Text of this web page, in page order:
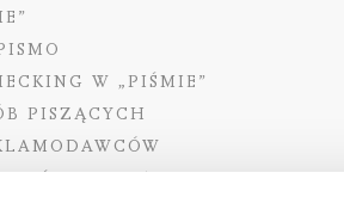
W „PIŚMIE”
PISZĄCYCH